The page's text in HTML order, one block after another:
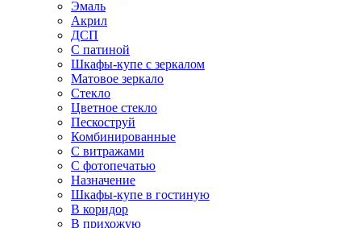
Эмаль
Акрил
ДСП
С патиной
Шкафы-купе с зеркалом
Матовое зеркало
Стекло
Цветное стекло
Пескоструй
Комбинированные
С витражами
С фотопечатью
Назначение
Шкафы-купе в гостиную
В коридор
В прихожую